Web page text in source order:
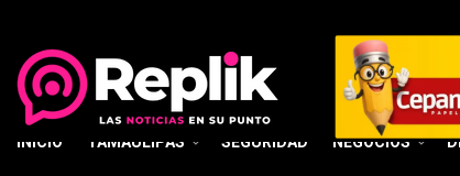
INICIO TAMAULIPAS SEGURIDAD NEGOCIOS